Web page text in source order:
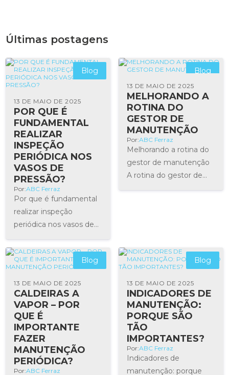
Últimas postagens
Blog
POR QUE É
FUNDAMENTAL
REALIZAR
INSPEÇÃO
PERIÓDICA NOS
VASOS DE
PRESSÃO?
13 DE MAIO DE 2025
Por:ABC Ferraz
Por que é fundamental
realizar inspeção
periódica nos vasos de
fazer uma inspeção
periódica em vasos de
de...
Blog
MELHORANDO A
ROTINA DO
GESTOR DE
MANUTENÇÃO
13 DE MAIO DE 2025
Por:ABC Ferraz
Melhorando a rotina do
gestor de manutenção
A rotina do gestor de
Blog
CALDEIRAS A
VAPOR – POR
QUE É
IMPORTANTE
FAZER
MANUTENÇÃO
PERIÓDICA?
13 DE MAIO DE 2025
Por:ABC Ferraz
Blog
INDICADORES DE
MANUTENÇÃO:
PORQUE SÃO
TÃO
IMPORTANTES?
13 DE MAIO DE 2025
Por:ABC Ferraz
Indicadores de
manutenção: porque